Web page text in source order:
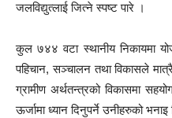
जलविद्युत्लाई जित्ने स्पष्ट पारे ।
कुल ७४४ वटा स्थानीय निकायमा
पहिचान, सञ्चालन तथा विकासले
ग्रामीण अर्थतन्त्रको विकासमा
ऊर्जामा ध्यान दिनुपर्ने उनीहरुको भनाइ